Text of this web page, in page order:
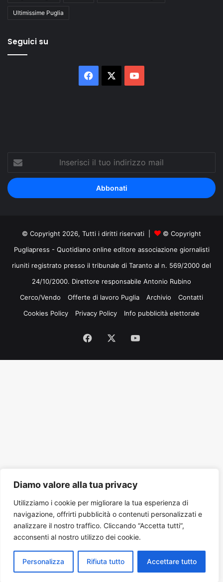
Diamo valore alla tua privacy
Utilizziamo i cookie per migliorare la tua esperienza di
navigazione, offrirti pubblicità o contenuti personalizzati e
analizzare il nostro traffico. Cliccando “Accetta tutti”,
acconsenti al nostro utilizzo dei cookie.
Personalizza Rifiuta tutto Accettare tutto
Ultimissime Puglia
Seguici su
Facebook
tuo
indirizzo
mail
© Copyright 2026, Tutti i diritti riservati |
© Copyright
Pugliapress - Quotidiano online editore associazione giornalisti
riuniti registrato presso il tribunale di Taranto al n. 569/2000 del
24/10/2000. Direttore responsabile Antonio Rubino
Cerco/Vendo
Offerte di lavoro Puglia Archivio
Contatti
Cookies Policy
Privacy Policy Info pubblicità elettorale
Facebook
Tube